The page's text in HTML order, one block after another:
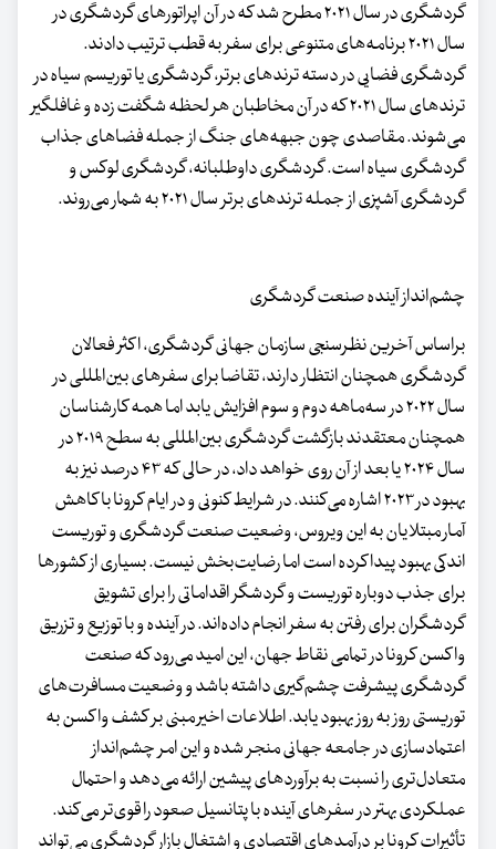
گردشگری در سال ۲۰۲۱ مطرح شد که در آن اپراتورهای گردشگری در
سال ۲۰۲۱ برنامه‌های متنوعی برای سفر به قطب ترتیب دادند.
گردشگری فضایی در دسته ترندهای برتر، گردشگری یا توریسم سیاه در
ترندهای سال ۲۰۲۱ که در آن مخاطبان هر لحظه شگفت زده و غافلگیر
می‌شوند. مقاصدی چون جبهه‌های جنگ از جمله فضاهای جذاب
گردشگری سیاه است. گردشگری داوطلبانه، گردشگری لوکس و
گردشگری آشپزی از جمله ترندهای برتر سال ۲۰۲۱ به شمار می‌روند.
چشم‌انداز آینده صنعت گردشگری
براساس آخرین نظرسنجی سازمان جهانی گردشگری، اکثر فعالان
گردشگری همچنان انتظار دارند، تقاضا برای سفرهای بین‌المللی در
سال ۲۰۲۲ در سه‌ماهه دوم و سوم افزایش یابد اما همه کارشناسان
همچنان معتقدند بازگشت گردشگری بین‌المللی به سطح ۲۰۱۹ در
سال ۲۰۲۴ یا بعد از آن روی خواهد داد، در حالی که ۴۳ درصد نیز به
بهبود در ۲۰۲۳ اشاره می‌کنند. در شرایط کنونی و در ایام کرونا با کاهش
آمار مبتلایان به این ویروس، وضعیت صنعت گردشگری و توریست
اندکی بهبود پیدا کرده است اما رضایت‌بخش ‌نیست. بسیاری از کشورها
برای جذب دوباره توریست و گردشگر اقداماتی را برای تشویق
گردشگران برای رفتن به سفر انجام داده‌اند. در آینده و با توزیع و تزریق
واکسن کرونا در تمامی نقاط جهان، این امید می‌رود که صنعت
گردشگری پیشرفت چشم‌گیری داشته باشد و وضعیت مسافرت‌های
توریستی روز به روز بهبود یابد. اطلاعات اخیر مبنی بر کشف واکسن به
اعتمادسازی در جامعه جهانی منجر شده و این امر چشم‌انداز
متعادل‌تری را نسبت به برآوردهای پیشین ارائه می‌دهد و احتمال
عملکردی بهتر در سفرهای آینده با پتانسیل صعود را قوی‌تر می‌کند.
تأثیرات کرونا بر درآمدهای اقتصادی و اشتغال بازار گردشگری می‌تواند